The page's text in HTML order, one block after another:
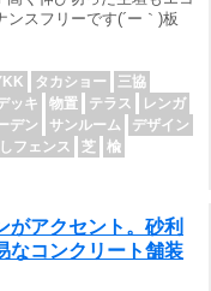
スフリーです(´ー｀)板
タカショー
三協
ッキ 物置 テラス
レンガ
デン サンルーム
デザイン
フェンス 芝
楡
アクセント。砂利
なコンクリート舗装